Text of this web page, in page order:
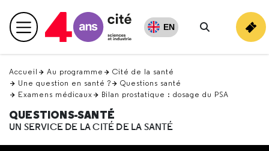
en
haut Menu principal EN
Rechercher
Accueil Au programme
Cité de la santé
Une question en santé ?
Questions santé
Examens médicaux
Bilan prostatique : dosage du PSA
QUESTIONS-SANTÉ
UN SERVICE DE LA CITÉ DE LA SANTÉ